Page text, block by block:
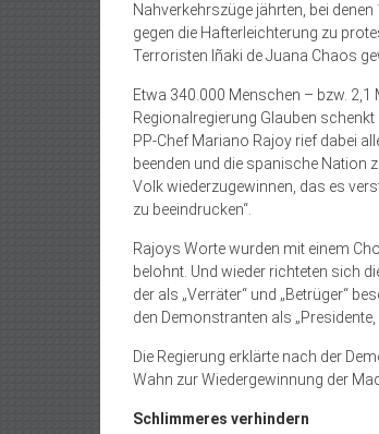
Nahverkehrszüge jährten, bei
gegen die Hafterleichterung zu
Terroristen Iñaki de Juana Chaos
Etwa 340.000 Menschen – bzw.
Regionalregierung Glauben
PP-Chef Mariano Rajoy rief dabei
beenden und die spanische Nation
Volk wiederzugewinnen, das es
zu beeindrucken“.
Rajoys Worte wurden mit einem
belohnt. Und wieder richteten sich
der als „Verräter“ und „Betrüger“
den Demonstranten als „Presidente,
Die Regierung erklärte nach der
Wahn zur Wiedergewinnung der
Schlimmeres verhindern